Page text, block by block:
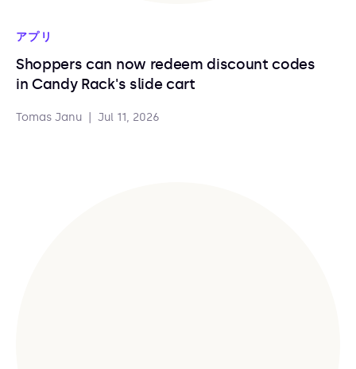
アプリ
Shoppers can now redeem discount codes
in Candy Rack's slide cart
Tomas Janu Jul 11, 2026